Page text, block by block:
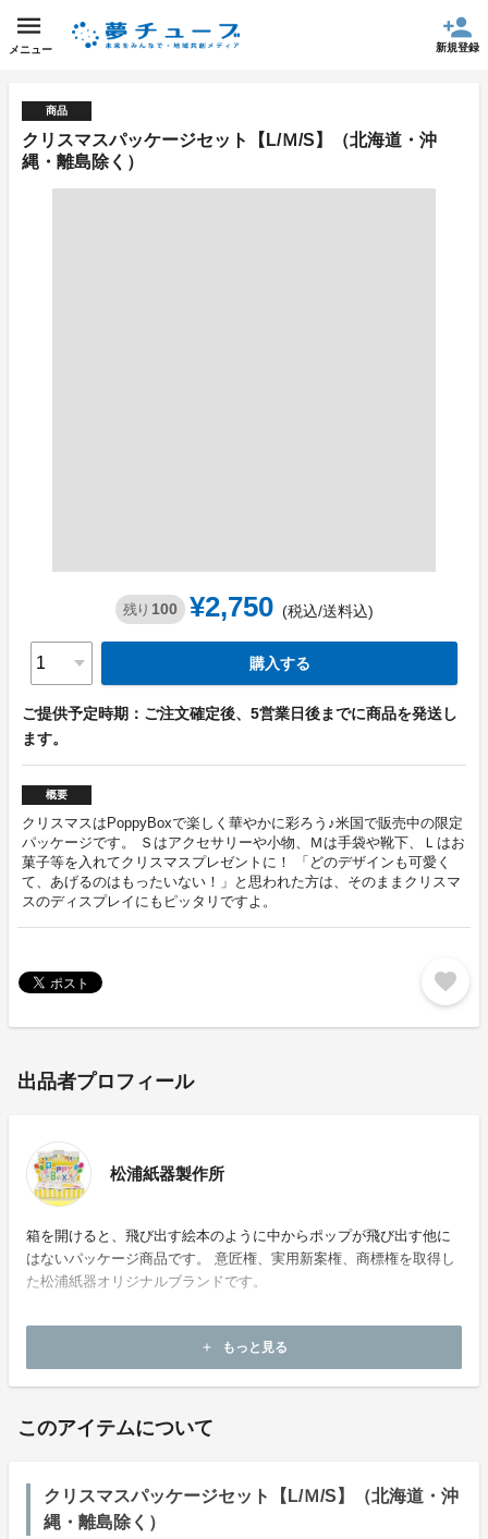
メニュー 新規登録
商品
クリスマスパッケージセット【L/Ｍ/S】（北海道・沖
縄・離島除く）
残り 100 ¥2,750 (税込/送料込)
購入する
ご提供予定時期：ご注文確定後、5営業日後までに商品を発送し
ます。
概要
クリスマスはPoppyBoxで楽しく華やかに彩ろう♪米国で販売中の限定
パッケージです。 Ｓはアクセサリーや小物、Ｍは手袋や靴下、Ｌはお
菓子等を入れてクリスマスプレゼントに！ 「どのデザインも可愛く
て、あげるのはもったいない！」と思われた方は、そのままクリスマ
スのディスプレイにもピッタリですよ。
favorite
出品者プロフィール
松浦紙器製作所
箱を開けると、飛び出す絵本のように中からポップが飛び出す他に
はないパッケージ商品です。 意匠権、実用新案権、商標権を取得し
た松浦紙器オリジナルブランドです。
add もっと見る
このアイテムについて
クリスマスパッケージセット【L/Ｍ/S】（北海道・沖
縄・離島除く）